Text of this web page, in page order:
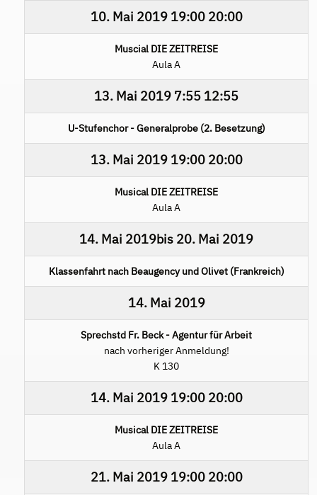
10. Mai 201919:00 20:00
Muscial DIE ZEITREISE
Aula A
13. Mai 2019 7:55 12:55
U-Stufenchor - Generalprobe (2. Besetzung)
13. Mai 201919:00 20:00
Musical DIE ZEITREISE
Aula A
14. Mai 2019bis 20. Mai 2019
Klassenfahrt nach Beaugency und Olivet (Frankreich)
14. Mai 2019
Sprechstd Fr. Beck - Agentur für Arbeit
nach vorheriger Anmeldung!
K 130
14. Mai 201919:00 20:00
Musical DIE ZEITREISE
Aula A
21. Mai 201919:00 20:00